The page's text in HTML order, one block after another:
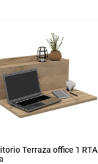
Terraza office 1 RTA